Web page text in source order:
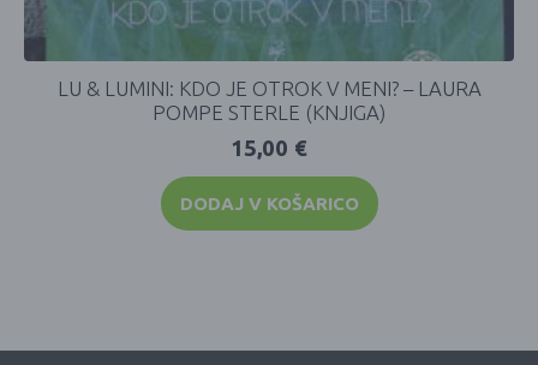
LU & LUMINI: KDO JE OTROK V MENI? – LAURA
POMPE STERLE (KNJIGA)
15,00 €
DODAJ V KOŠARICO